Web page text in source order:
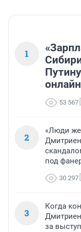
1
53 567
2
«Люди же
под
30 297
3
Когда
за